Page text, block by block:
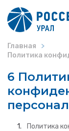
Главная
Политика
6
Политика